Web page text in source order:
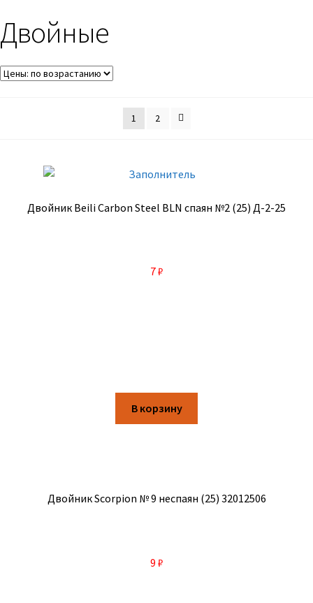
Двойные
1 2
Двойник Beili Carbon Steel BLN спаян №2 (25) Д-2-25
7₽
В корзину
Двойник Scorpion № 9 неспаян (25) 32012506
9 ₽